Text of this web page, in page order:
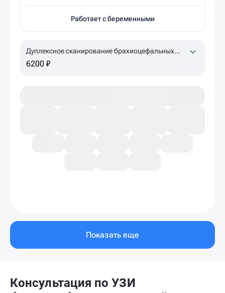
Работает с беременными
Дуплексное сканирование брахиоцефальных
артерий, лучевых артерий с проведением
6200 ₽
Показать еще
Консультация по УЗИ